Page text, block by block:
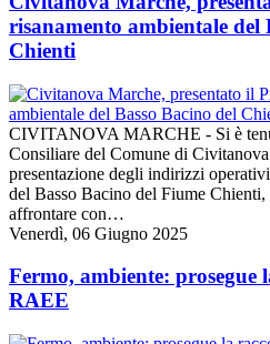
risanamento ambientale del
Chienti
CIVITANOVA MARCHE - Si è
Consiliare del Comune di
presentazione degli indirizzi
del Basso Bacino del Fiume Chienti,
affrontare con…
Venerdì, 06 Giugno 2025
Fermo, ambiente: prosegue
RAEE